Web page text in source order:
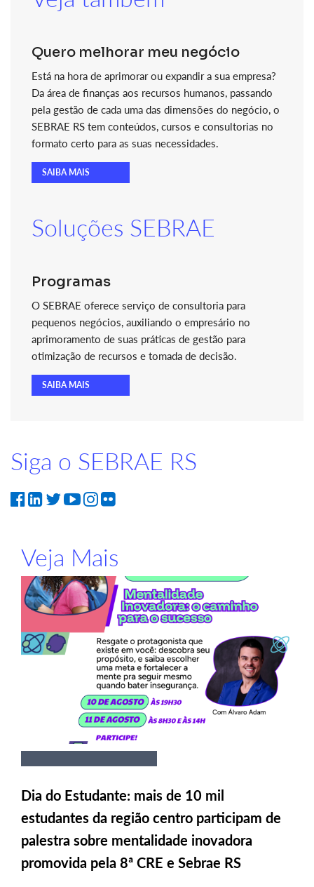
Quero melhorar meu negócio
Está na hora de aprimorar ou expandir a sua empresa?
Da área de finanças aos recursos humanos, passando
pela gestão de cada uma das dimensões do negócio, o
SEBRAE RS tem conteúdos, cursos e consultorias no
formato certo para as suas necessidades.
SAIBA MAIS
Soluções SEBRAE
Programas
O SEBRAE oferece serviço de consultoria para
pequenos negócios, auxiliando o empresário no
aprimoramento de suas práticas de gestão para
otimização de recursos e tomada de decisão.
SAIBA MAIS
Siga o SEBRAE RS
Veja Mais
Dia do Estudante: mais de 10 mil
estudantes da região centro participam de
palestra sobre mentalidade inovadora
promovida pela 8ª CRE e Sebrae RS